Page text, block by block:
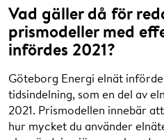
Vad gäller då för
prismodeller med
infördes 2021?
Göteborg Energi elnät
tidsindelning, som en del av
2021. Prismodellen innebär
hur mycket du använder